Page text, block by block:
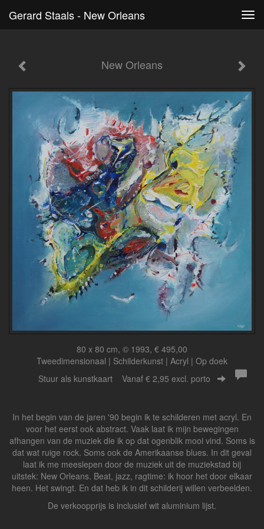
Gerard Staals - New Orleans
New Orleans
80 x 80 cm, © 1993, € 495,00
Tweedimensionaal | Schilderkunst | Acryl | Op doek
Stuur als kunstkaart Vanaf € 2,95 excl. porto
In het begin van de jaren '90 begin ik te schilderen met acryl. En
voor het eerst ook abstract. Vaak laat ik mijn bewegingen
afhangen van de muziek die ik op dat ogenblik mooi vind. Soms is
dat wat ruige rock. Soms ook de Amerikaanse blues. In dit geval
laat ik me meeslepen door de muziek uit de muziekstad bij
uitstek: New Orleans. Beat, jazz, ragtime: ik hoor het door elkaar
heen. Het swingt. En dat heb ik in dit schilderij willen verbeelden.
De verkoopprijs is inclusief wit aluminium lijst.